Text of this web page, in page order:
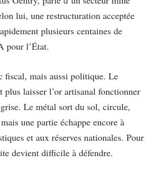
lui, une restructuration acceptée
plusieurs centaines de
pour l’État.
fiscal, mais aussi politique. Le
plus laisser l’or artisanal fonctionner
Le métal sort du sol, circule,
une partie échappe encore à
et aux réserves nationales. Pour
devient difficile à défendre.